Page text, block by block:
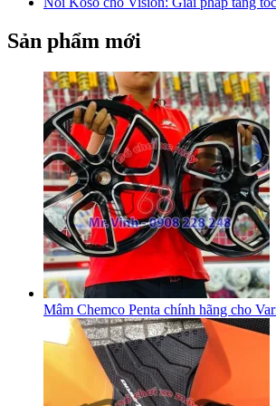
Sản phẩm mới
Mâm Chemco Penta chính hãng cho